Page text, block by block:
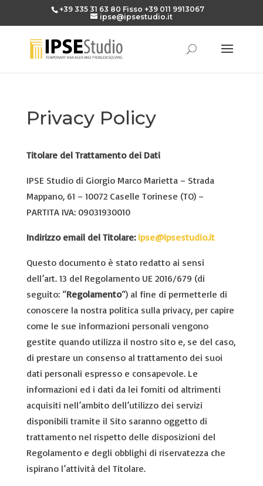
+39 335 31 63 80 Fisso +39 011 9913067
ipse@ipsestudio.it
Privacy Policy
Titolare del Trattamento dei Dati
IPSE Studio di Giorgio Marco Marietta – Strada
Mappano, 61 – 10072 Caselle Torinese (TO) –
PARTITA IVA: 09031930010
Indirizzo email del Titolare: ipse@ipsestudio.it
Questo documento è stato redatto ai sensi
dell’art. 13 del Regolamento UE 2016/679 (di
seguito: “Regolamento“) al fine di permetterle di
conoscere la nostra politica sulla privacy, per capire
come le sue informazioni personali vengono
gestite quando utilizza il nostro sito e, se del caso,
di prestare un consenso al trattamento dei suoi
dati personali espresso e consapevole. Le
informazioni ed i dati da lei forniti od altrimenti
acquisiti nell’ambito dell’utilizzo dei servizi
disponibili tramite il Sito saranno oggetto di
trattamento nel rispetto delle disposizioni del
Regolamento e degli obblighi di riservatezza che
ispirano l’attività del Titolare.